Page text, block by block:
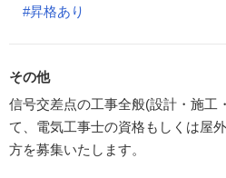
#昇格あり
その他
信号交差点の工事全般(設計・施工
て、電気工事士の資格もしくは屋
方を募集いたします。